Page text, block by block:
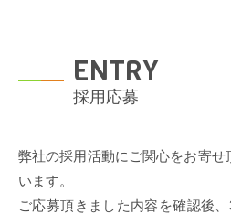
ENTRY
採用応募
弊社の採用活動にご関心をお寄
います。
ご応募頂きました内容を確認後